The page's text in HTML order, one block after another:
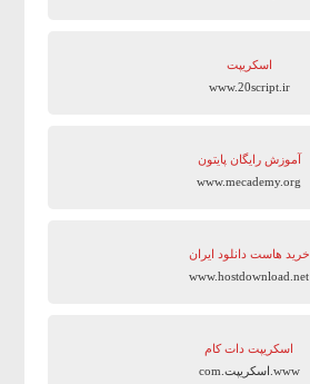
اسکریپت
www.20script.ir
آموزش رایگان پایتون
www.mecademy.org
خرید هاست دانلود ایران
www.hostdownload.net
اسکریپت دات کام
www.اسکریپت.com